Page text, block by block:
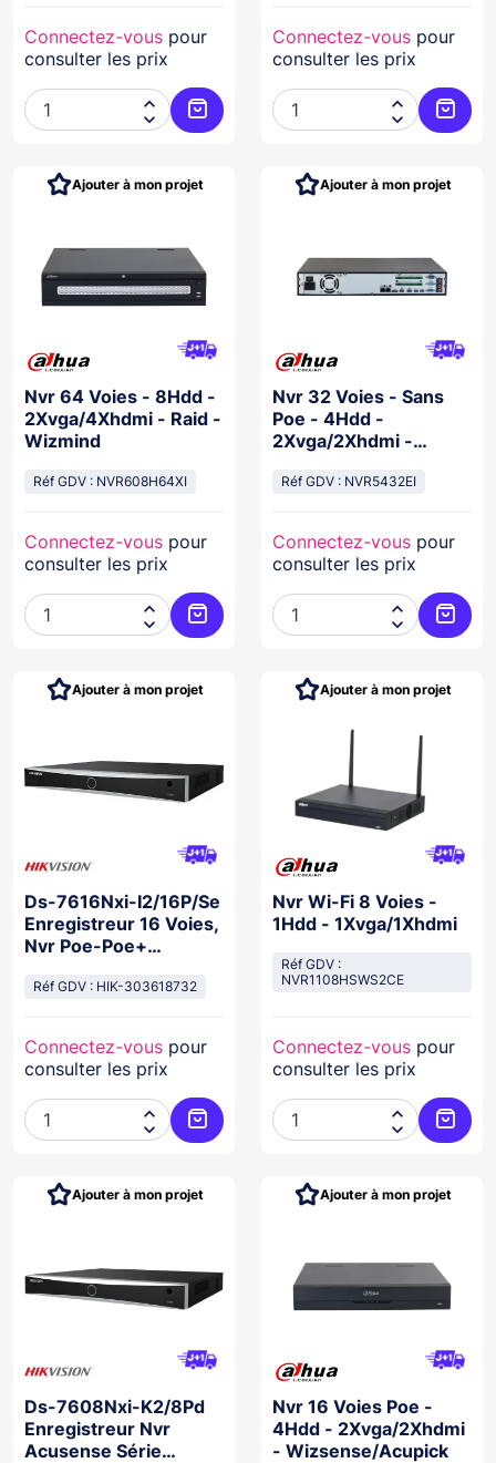
Connectez-vous pour
consulter les prix


Ajouter au panier
Connectez-vous pour
consulter les prix


Nvr 64 Voies - 8Hdd -
2Xvga/4Xhdmi - Raid -
Wizmind
Réf GDV : NVR608H64XI
Connectez-vous pour
consulter les prix


Ajouter au panier
Ajouter à mon projet
Nvr 32 Voies - Sans
Poe - 4Hdd -
2Xvga/2Xhdmi -
Réf GDV : NVR5432EI
Connectez-vous pour
consulter les prix


Ajouter à mon projet
Ds-7616Nxi-I2/16P/Se
Enregistreur 16 Voies,
Nvr Poe-Poe+
Réf GDV : HIK-303618732
Connectez-vous pour
consulter les prix


Ajouter au panier
Ajouter à mon projet
Nvr Wi-Fi 8 Voies -
1Hdd - 1Xvga/1Xhdmi
Réf GDV :
NVR1108HSWS2CE
Connectez-vous pour
consulter les prix


Ajouter à mon projet
Ds-7608Nxi-K2/8Pd
Enregistreur Nvr
Acusense Série
Ajouter à mon projet
Nvr 16 Voies Poe -
4Hdd - 2Xvga/2Xhdmi
- Wizsense/Acupick
Ajouter à mon projet